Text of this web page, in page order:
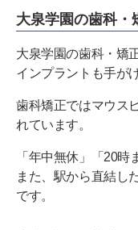
大泉学園の歯科・
大泉学園の歯科・矯
インプラントも手が
歯科矯正ではマウス
れています。
「年中無休」「20時
また、駅から直結し
です。